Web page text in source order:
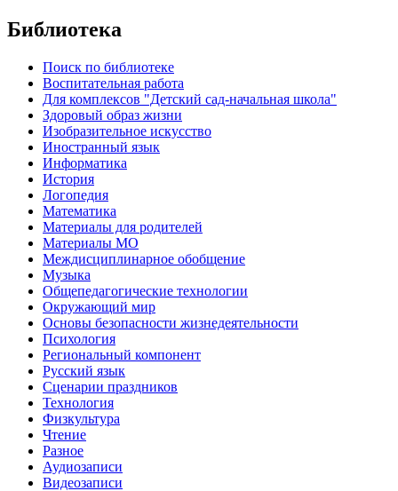
Библиотека
Поиск по библиотеке
Воспитательная работа
Для комплексов "Детский сад-начальная школа"
Здоровый образ жизни
Изобразительное искусство
Иностранный язык
Информатика
История
Логопедия
Математика
Материалы для родителей
Материалы МО
Междисциплинарное обобщение
Музыка
Общепедагогические технологии
Окружающий мир
Основы безопасности жизнедеятельности
Психология
Региональный компонент
Русский язык
Сценарии праздников
Технология
Физкультура
Чтение
Разное
Аудиозаписи
Видеозаписи